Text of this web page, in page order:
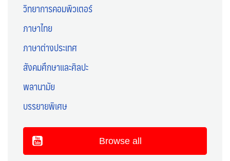
วิทยาการคอมพิวเตอร์
ภาษาไทย
ภาษาต่างประเทศ
สังคมศึกษาและศิลปะ
พลานามัย
บรรยายพิเศษ
Browse all